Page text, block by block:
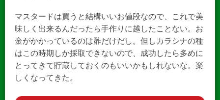
マスタードは買うと結構いいお値段なので、これで美
味しく出来るんだったら手作りに越したことない。お
金がかかっているのは酢だけだし。但しカラシナの種
はこの時期しか採取できないので、成功したら多めに
とってきて貯蔵しておくのもいいかもしれないな。楽
しくなってきた。